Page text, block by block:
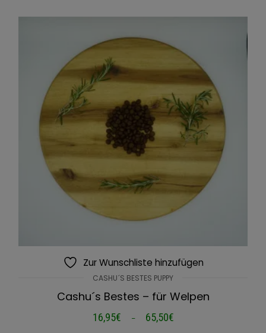
Zur Wunschliste hinzufügen
CASHU´S BESTES PUPPY
Cashu´s Bestes – für Welpen
16,95€ – 65,50€